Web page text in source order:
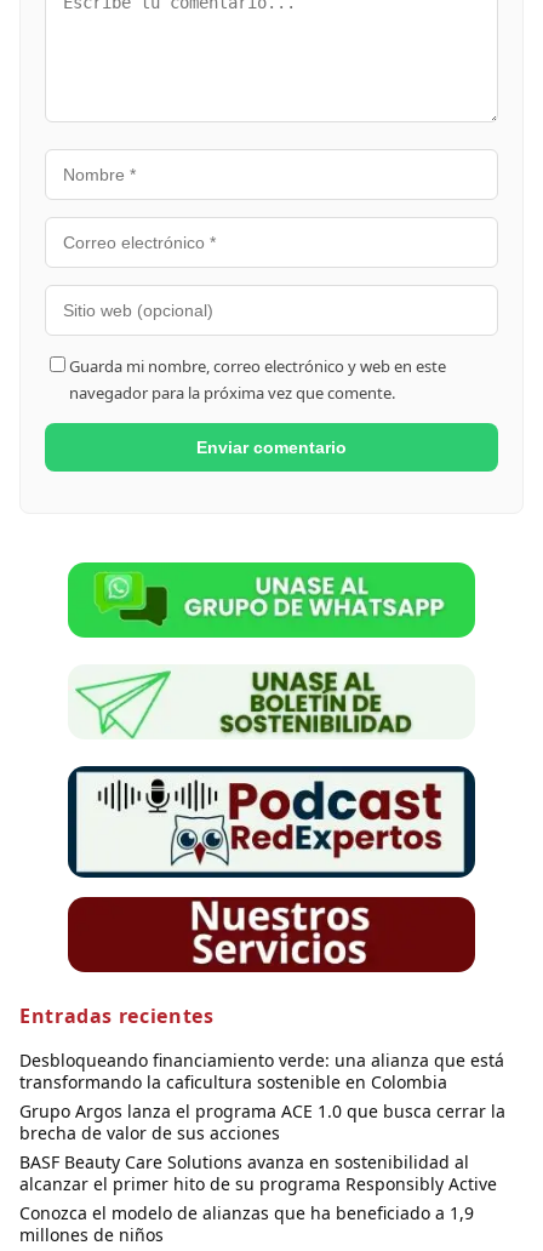
Guarda mi nombre, correo electrónico y web en este
navegador para la próxima vez que comente.
Entradas recientes
Desbloqueando financiamiento verde: una alianza que está
transformando la caficultura sostenible en Colombia
Grupo Argos lanza el programa ACE 1.0 que busca cerrar la
brecha de valor de sus acciones
BASF Beauty Care Solutions avanza en sostenibilidad al
alcanzar el primer hito de su programa Responsibly Active
Conozca el modelo de alianzas que ha beneficiado a 1,9
millones de niños